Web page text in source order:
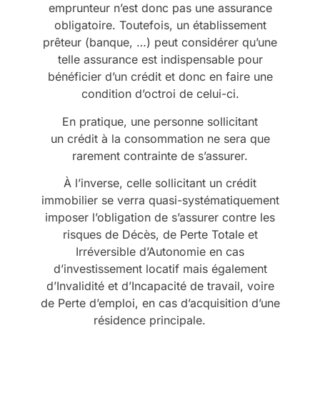
emprunteur n’est donc pas une assurance
obligatoire. Toutefois, un établissement
prêteur (banque, …) peut considérer qu’une
telle assurance est indispensable pour
bénéficier d’un crédit et donc en faire une
condition d’octroi de celui-ci.
En pratique, une personne sollicitant
un crédit à la consommation ne sera que
rarement contrainte de s’assurer.
À l’inverse, celle sollicitant un crédit
immobilier se verra quasi-systématiquement
imposer l’obligation de s’assurer contre les
risques de Décès, de Perte Totale et
Irréversible d’Autonomie en cas
d’investissement locatif mais également
d’Invalidité et d’Incapacité de travail, voire
de Perte d’emploi, en cas d’acquisition d’une
résidence principale.